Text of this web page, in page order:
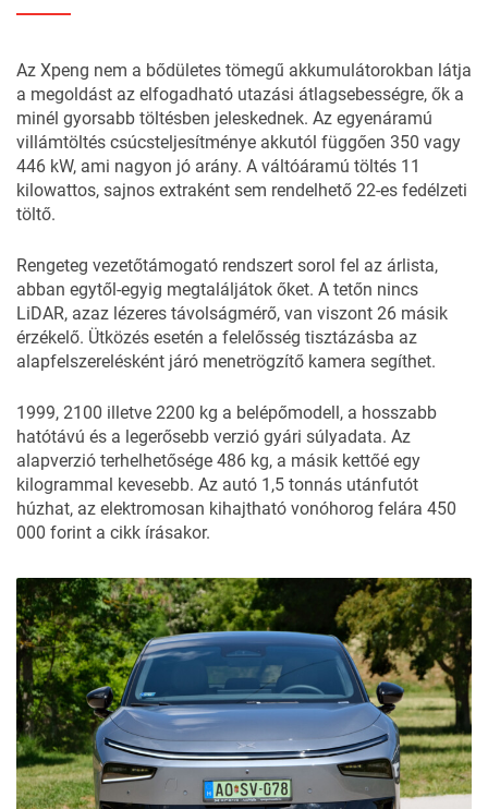
Az Xpeng nem a bődületes tömegű akkumulátorokban látja
a megoldást az elfogadható utazási átlagsebességre, ők a
minél gyorsabb töltésben jeleskednek. Az egyenáramú
villámtöltés csúcsteljesítménye akkutól függően 350 vagy
446 kW, ami nagyon jó arány. A váltóáramú töltés 11
kilowattos, sajnos extraként sem rendelhető 22-es fedélzeti
töltő.
Rengeteg vezetőtámogató rendszert sorol fel az árlista,
abban egytől-egyig megtaláljátok őket. A tetőn nincs
LiDAR, azaz lézeres távolságmérő, van viszont 26 másik
érzékelő. Ütközés esetén a felelősség tisztázásba az
alapfelszerelésként járó menetrögzítő kamera segíthet.
1999, 2100 illetve 2200 kg a belépőmodell, a hosszabb
hatótávú és a legerősebb verzió gyári súlyadata. Az
alapverzió terhelhetősége 486 kg, a másik kettőé egy
kilogrammal kevesebb. Az autó 1,5 tonnás utánfutót
húzhat, az elektromosan kihajtható vonóhorog felára 450
000 forint a cikk írásakor.